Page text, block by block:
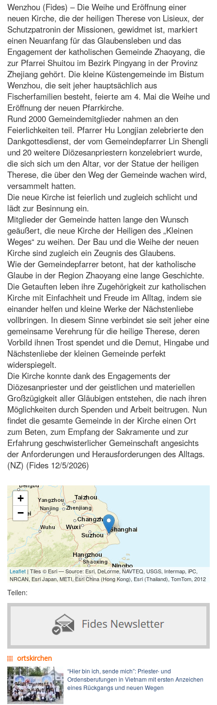
Wenzhou (Fides) – Die Weihe und Eröffnung einer
neuen Kirche, die der heiligen Therese von Lisieux, der
Schutzpatronin der Missionen, gewidmet ist, markiert
einen Neuanfang für das Glaubensleben und das
Engagement der katholischen Gemeinde Zhaoyang, die
zur Pfarrei Shuitou im Bezirk Pingyang in der Provinz
Zhejiang gehört. Die kleine Küstengemeinde im Bistum
Wenzhou, die seit jeher hauptsächlich aus
Fischerfamilien besteht, feierte am 4. Mai die Weihe und
Eröffnung der neuen Pfarrkirche.
Rund 2000 Gemeindemitglieder nahmen an den
Feierlichkeiten teil. Pfarrer Hu Longjian zelebrierte den
Dankgottesdienst, der vom Gemeindepfarrer Lin Shengli
und 20 weitere Diözesanpriestern konzelebriert wurde,
die sich sich um den Altar, vor der Statue der heiligen
Therese, die über den Weg der Gemeinde wachen wird,
versammelt hatten.
Die neue Kirche ist feierlich und zugleich schlicht und
lädt zur Besinnung ein.
Mitglieder der Gemeinde hatten lange den Wunsch
geäußert, die neue Kirche der Heiligen des „Kleinen
Weges“ zu weihen. Der Bau und die Weihe der neuen
Kirche sind zugleich ein Zeugnis des Glaubens.
Wie der Gemeindepfarrer betont, hat der katholische
Glaube in der Region Zhaoyang eine lange Geschichte.
Die Getauften leben ihre Zugehörigkeit zur katholischen
Kirche mit Einfachheit und Freude im Alltag, indem sie
einander helfen und kleine Werke der Nächstenliebe
vollbringen. In diesem Sinne verbindet sie seit jeher eine
gemeinsame Verehrung für die heilige Therese, deren
Vorbild ihnen Trost spendet und die Demut, Hingabe und
Nächstenliebe der kleinen Gemeinde perfekt
widerspiegelt.
Die Kirche konnte dank des Engagements der
Diözesanpriester und der geistlichen und materiellen
Großzügigkeit aller Gläubigen entstehen, die nach ihren
Möglichkeiten durch Spenden und Arbeit beitrugen. Nun
findet die gesamte Gemeinde in der Kirche einen Ort
zum Beten, zum Empfang der Sakramente und zur
Erfahrung geschwisterlicher Gemeinschaft angesichts
der Anforderungen und Herausforderungen des Alltags.
(NZ) (Fides 12/5/2026)
+
−
Leaflet | Tiles © Esri — Source: Esri, DeLorme, NAVTEQ, USGS, Intermap, iPC,
NRCAN, Esri Japan, METI, Esri China (Hong Kong), Esri (Thailand), TomTom, 2012
Teilen:
ortskirchen
“Hier bin ich, sende mich”: Priester- und
Ordensberufungen in Vietnam mit ersten Anzeichen
eines Rückgangs und neuen Wegen